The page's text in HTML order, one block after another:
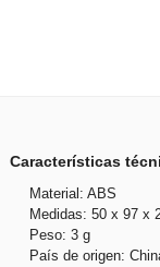
Características
Material: ABS
Medidas: 50 x 97 x
Peso: 3 g
País de origen: